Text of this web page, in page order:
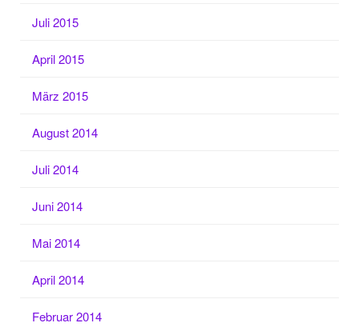
Juli 2015
April 2015
März 2015
August 2014
Juli 2014
Juni 2014
Mai 2014
April 2014
Februar 2014